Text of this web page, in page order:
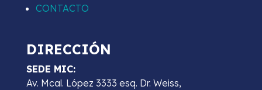
CONTACTO
DIRECCIÓN
SEDE MIC:
Av. Mcal. López 3333 esq. Dr. Weiss,